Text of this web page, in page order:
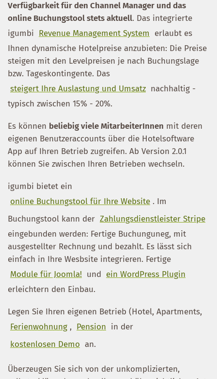
Verfügbarkeit für den Channel Manager und das
online Buchungstool stets aktuell. Das integrierte
igumbi Revenue Management System
erlaubt es
Ihnen dynamische Hotelpreise anzubieten: Die Preise
steigen mit den Levelpreisen je nach Buchungslage
bzw. Tageskontingente. Das
steigert Ihre Auslastung und Umsatz nachhaltig -
typisch zwischen 15% - 20%.
Es können beliebig viele MitarbeiterInnen mit deren
eigenen Benutzeraccounts über die Hotelsoftware
App auf Ihren Betrieb zugreifen. Ab Version 2.0.1
können Sie zwischen Ihren Betrieben wechseln.
igumbi bietet ein
online Buchungstool für Ihre Website . Im
Buchungstool kann der Zahlungsdienstleister Stripe
eingebunden werden: Fertige Buchunguneg, mit
ausgestellter Rechnung und bezahlt. Es lässt sich
einfach in Ihre Wesbsite integrieren. Fertige
Module für Joomla! und ein WordPress Plugin
erleichtern den Einbau.
Legen Sie Ihren eigenen Betrieb (Hotel, Apartments,
Ferienwohnung , Pension in der
kostenlosen Demo an.
Überzeugen Sie sich von der unkomplizierten,